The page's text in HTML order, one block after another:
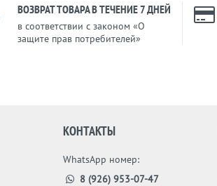
ВОЗВРАТ ТОВАРА В ТЕЧЕНИЕ 7 ДНЕЙ
в соответствии с законом «О
защите прав потребителей»
КОНТАКТЫ
WhatsApp номер:
8 (926) 953-07-47